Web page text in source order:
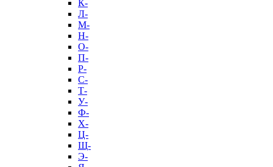
К-
Л-
М-
Н-
О-
П-
Р-
С-
Т-
У-
Ф-
Х-
Ц-
Щ-
Э-